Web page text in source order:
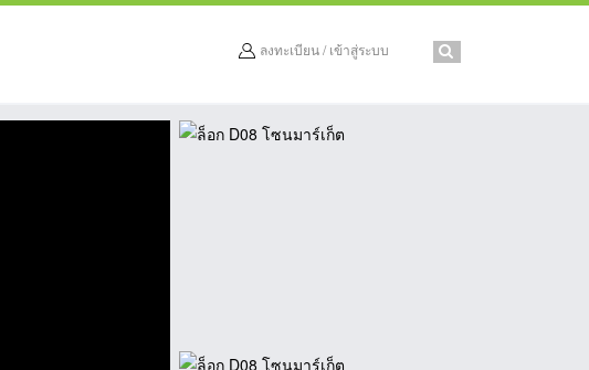
ลงทะเบียน / เข้าสู่ระบบ